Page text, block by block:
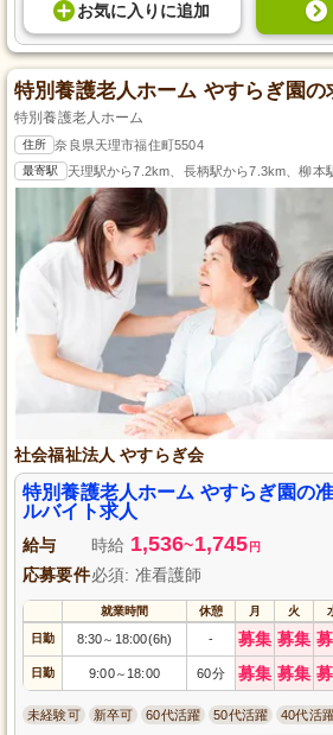
お気に入り に追加
特別養護老人ホーム やすらぎ園の
特別養護老人ホーム
住所 奈良県天理市福住町5504
最寄駅 天理駅から7.2km、長柄駅から7.3km、柳本
社会福祉法人 やすらぎ会
特別養護老人ホーム やすらぎ園の
ルバイト求人
給与 時給 1,536~1,745 円
応募要件必須: 准看護師
就業時間 休憩 月 火
日勤 8:30～ 18:00(6h) - 募集 募集
日勤 9:00～ 18:00 60分 募集 募集
未経験可 新卒可 60代活躍 50代活躍 40代活